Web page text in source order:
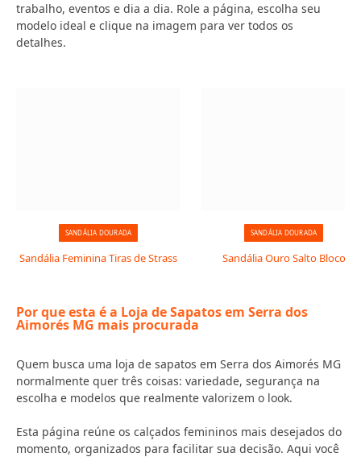
trabalho, eventos e dia a dia. Role a página, escolha seu
modelo ideal e clique na imagem para ver todos os
detalhes.
SANDÁLIA DOURADA
Sandália Feminina Tiras de Strass
SANDÁLIA DOURADA
Sandália Ouro Salto Bloco
Por que esta é a Loja de Sapatos em Serra dos
Aimorés MG mais procurada
Quem busca uma loja de sapatos em Serra dos Aimorés MG
normalmente quer três coisas: variedade, segurança na
escolha e modelos que realmente valorizem o look.
Esta página reúne os calçados femininos mais desejados do
momento, organizados para facilitar sua decisão. Aqui você